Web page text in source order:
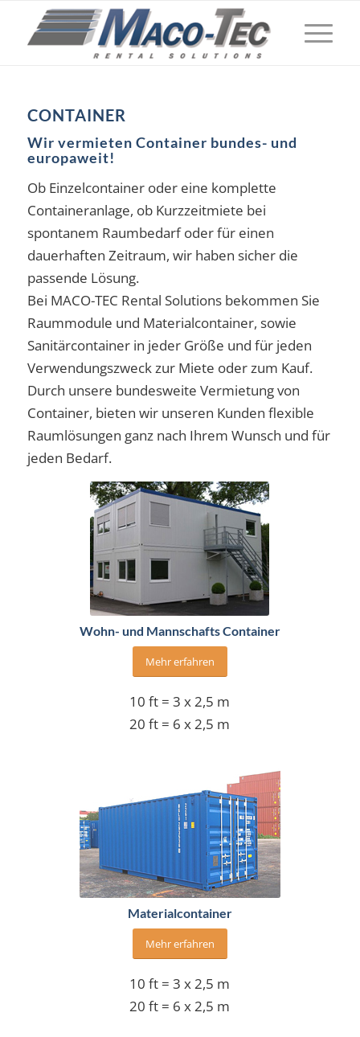
CONTAINER
Wir vermieten Container bundes- und
europaweit!
Ob Einzelcontainer oder eine komplette
Containeranlage, ob Kurzzeitmiete bei
spontanem Raumbedarf oder für einen
dauerhaften Zeitraum, wir haben sicher die
passende Lösung.
Bei MACO-TEC Rental Solutions bekommen Sie
Raummodule und Materialcontainer, sowie
Sanitärcontainer in jeder Größe und für jeden
Verwendungszweck zur Miete oder zum Kauf.
Durch unsere bundesweite Vermietung von
Container, bieten wir unseren Kunden flexible
Raumlösungen ganz nach Ihrem Wunsch und für
jeden Bedarf.
Wohn- und Mannschafts Container
Mehr erfahren
10 ft = 3 x 2,5 m
20 ft = 6 x 2,5 m
Materialcontainer
Mehr erfahren
10 ft = 3 x 2,5 m
20 ft = 6 x 2,5 m